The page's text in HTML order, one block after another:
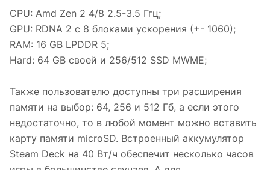
CPU: Amd Zen 2 4/8 2.5-3.5 Ггц;
GPU: RDNA 2 c 8 блоками ускорения (+- 1060);
RAM: 16 GB LPDDR 5;
Hard: 64 GB своей и 256/512 SSD MWME;
Также пользователю доступны три расширения
памяти на выбор: 64, 256 и 512 Гб, а если этого
недостаточно, то в любой момент можно вставить
карту памяти microSD. Встроенный аккумулятор
Steam Deck на 40 Вт/ч обеспечит несколько часов